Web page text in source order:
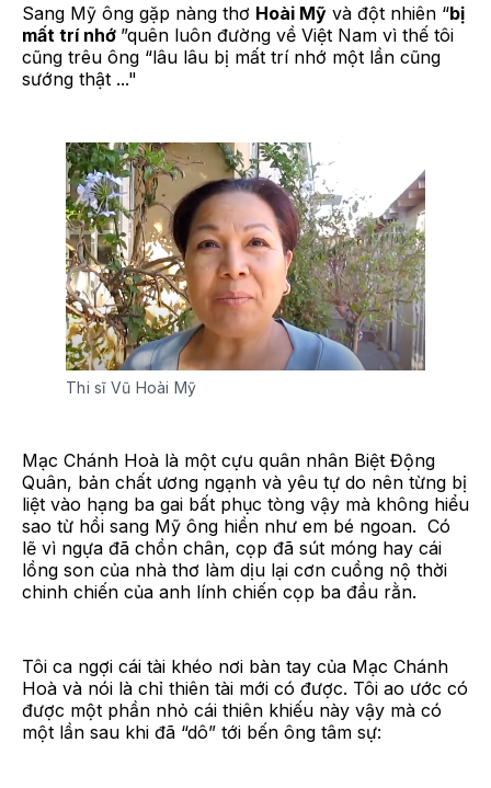
Sang Mỹ ông gặp nàng thơ Hoài Mỹ và đột nhiên “bị
mất trí nhớ ”quên luôn đường về Việt Nam vì thế tôi
cũng trêu ông “lâu lâu bị mất trí nhớ một lần cũng
sướng thật ..."
Thi sĩ Vũ Hoài Mỹ
Mạc Chánh Hoà là một cựu quân nhân Biệt Động
Quân, bản chất ương ngạnh và yêu tự do nên từng bị
liệt vào hạng ba gai bất phục tòng vậy mà không hiểu
sao từ hồi sang Mỹ ông hiền như em bé ngoan. Có
lẽ vì ngựa đã chồn chân, cọp đã sút móng hay cái
lồng son của nhà thơ làm dịu lại cơn cuồng nộ thời
chinh chiến của anh lính chiến cọp ba đầu rằn.
Tôi ca ngợi cái tài khéo nơi bàn tay của Mạc Chánh
Hoà và nói là chỉ thiên tài mới có được. Tôi ao ước có
được một phần nhỏ cái thiên khiếu này vậy mà có
một lần sau khi đã “dô” tới bến ông tâm sự: